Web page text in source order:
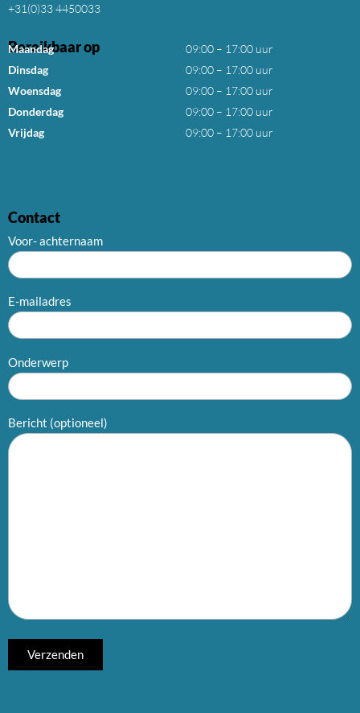
+31(0)33 4450033
Bereikbaar op
Maandag
Dinsdag
Woensdag
Donderdag
Vrijdag
09:00 – 17:00 uur
09:00 – 17:00 uur
09:00 – 17:00 uur
09:00 – 17:00 uur
09:00 – 17:00 uur
Contact
Voor- achternaam
E-mailadres
Onderwerp
Bericht (optioneel)